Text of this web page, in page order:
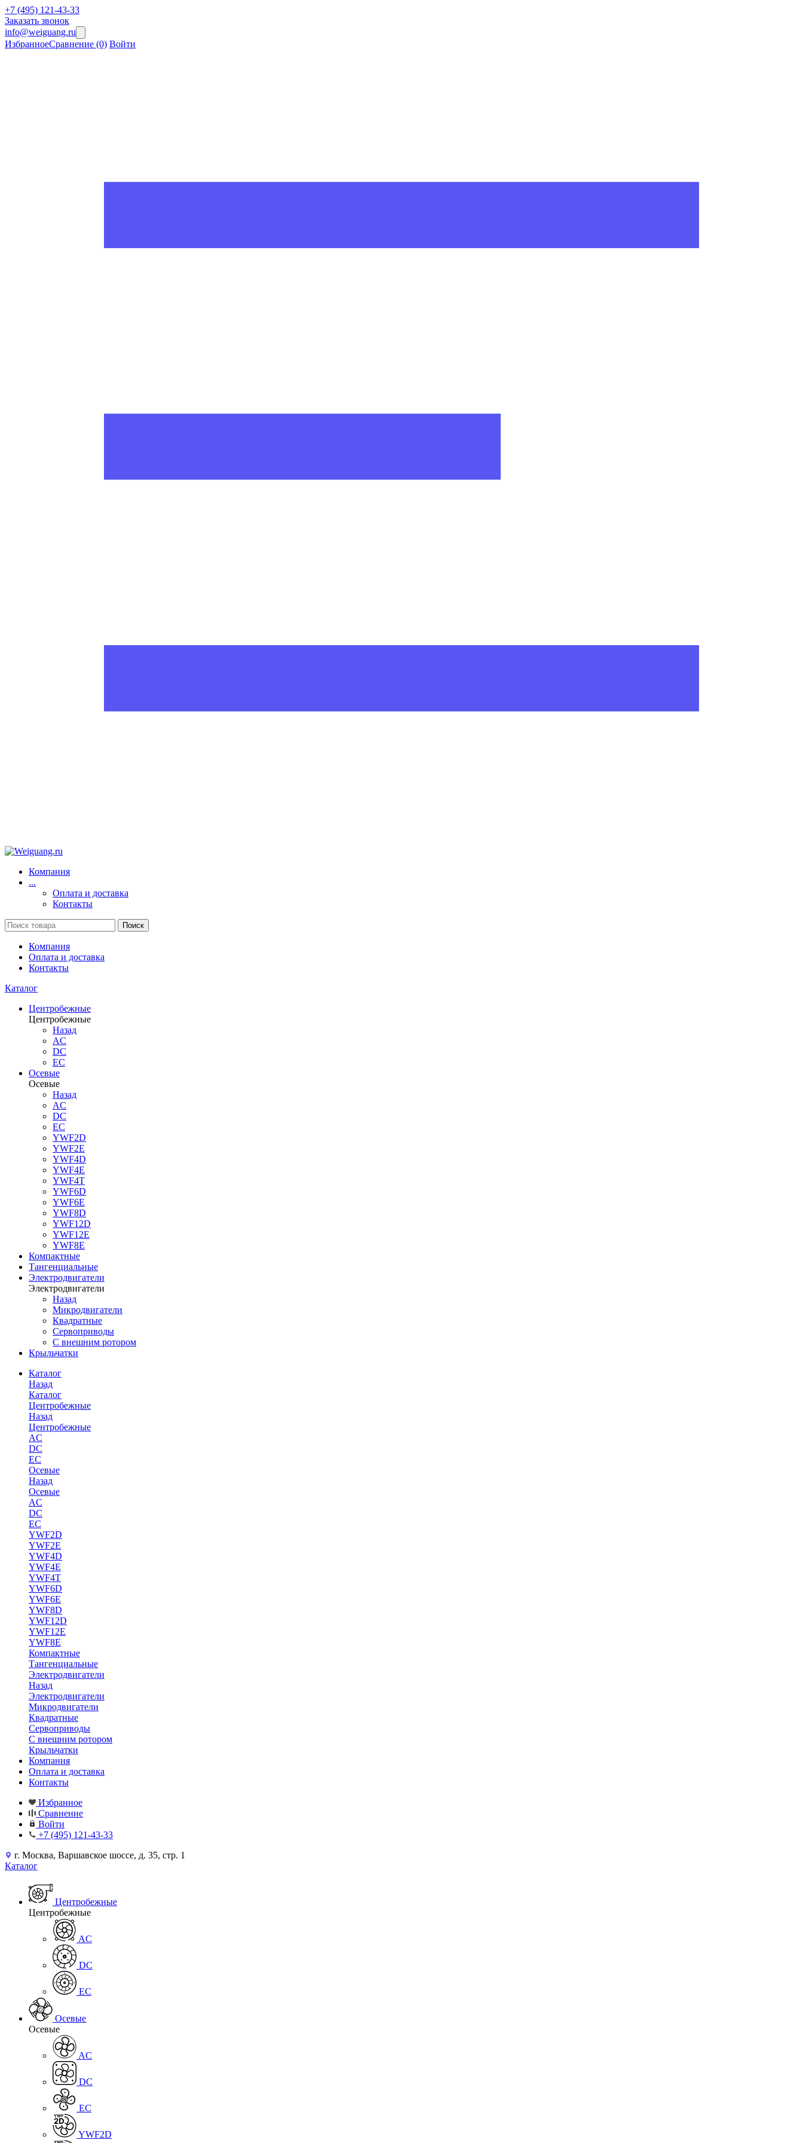
+7 (495) 121-43-33
Заказать звонок
info@weiguang.ru
ИзбранноеСравнение (0) Войти
Компания
...
Оплата и доставка
Контакты
Поиск
Компания
Оплата и доставка
Контакты
Каталог
Центробежные
Центробежные
Назад
AC
DC
EC
Осевые
Осевые
Назад
AC
DC
EC
YWF2D
YWF2E
YWF4D
YWF4E
YWF4T
YWF6D
YWF6E
YWF8D
YWF12D
YWF12E
YWF8E
Компактные
Тангенциальные
Электродвигатели
Электродвигатели
Назад
Микродвигатели
Квадратные
Сервоприводы
С внешним ротором
Крыльчатки
Каталог
Назад
Каталог
Центробежные
Назад
Центробежные
AC
DC
EC
Осевые
Назад
Осевые
AC
DC
EC
YWF2D
YWF2E
YWF4D
YWF4E
YWF4T
YWF6D
YWF6E
YWF8D
YWF12D
YWF12E
YWF8E
Компактные
Тангенциальные
Электродвигатели
Назад
Электродвигатели
Микродвигатели
Квадратные
Сервоприводы
С внешним ротором
Крыльчатки
Компания
Оплата и доставка
Контакты
Избранное
Сравнение
Войти
+7 (495) 121-43-33
г. Москва, Варшавское шоссе, д. 35, стр. 1
Каталог
Центробежные
Центробежные
AC
DC
EC
Осевые
Осевые
AC
DC
EC
YWF2D